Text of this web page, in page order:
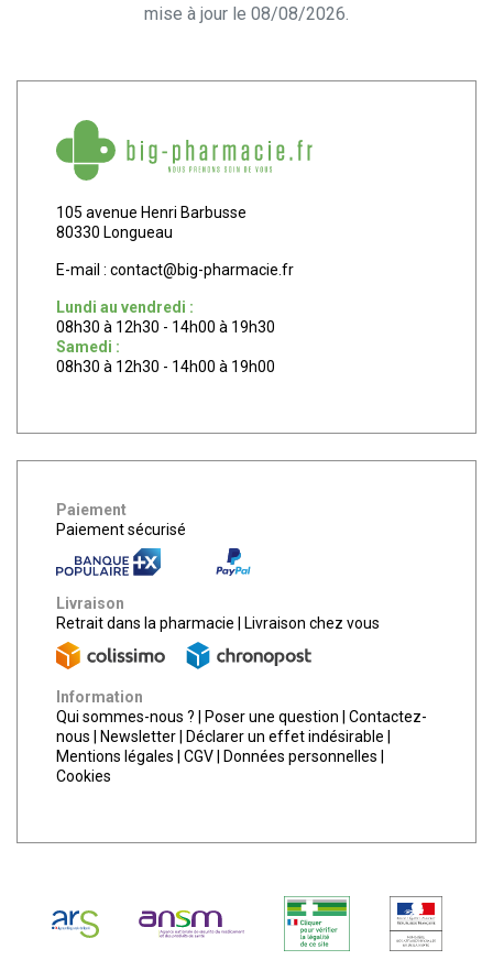
mise à jour le 08/08/2026.
105 avenue Henri Barbusse
80330 Longueau
E-mail : contact@big-pharmacie.fr
Lundi au vendredi :
08h30 à 12h30 - 14h00 à 19h30
Samedi :
08h30 à 12h30 - 14h00 à 19h00
Paiement
Paiement sécurisé
Livraison
Retrait dans la pharmacie
Livraison chez vous
Information
Qui sommes-nous ?
Poser une question
Contactez-
nous
Newsletter Déclarer un effet indésirable
Mentions légales
CGV Données personnelles
Cookies